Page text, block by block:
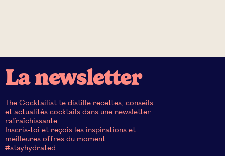
La newsletter
The Cocktailist te distille recettes, conseils
et actualités cocktails dans une newsletter
rafraîchissante.
Inscris-toi et reçois les inspirations et
meilleures offres du moment
#stayhydrated